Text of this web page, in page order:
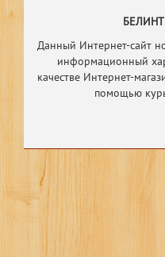
Данный Интернет-сайт
информационный
качестве Интернет-
помощью